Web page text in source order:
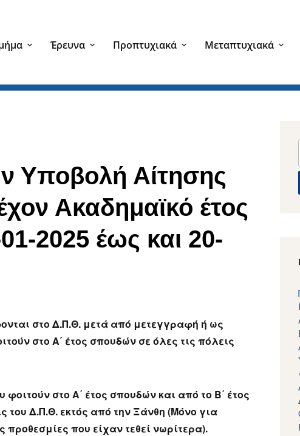
Έρευνα Προπτυχιακά Μεταπτυχιακά
Υποβολή Αίτησης
Ακαδημαϊκό έτος
2025 έως και 20-
στο Δ.Π.Θ. μετά από μετεγγραφή ή ως
στο A΄ έτος σπουδών σε όλες τις πόλεις
φοιτούν στο Α΄ έτος σπουδών και από το Β΄ έτος
του Δ.Π.Θ. εκτός από την Ξάνθη (Μόνο για
που είχαν τεθεί νωρίτερα).